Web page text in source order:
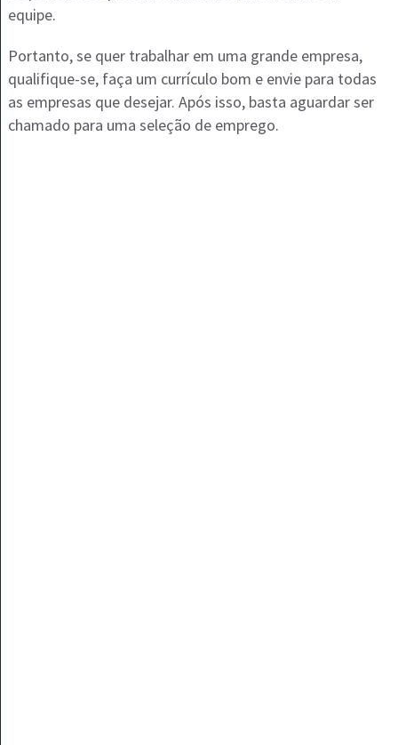
equipe.
Portanto, se quer trabalhar em uma grande empresa,
qualifique-se, faça um currículo bom e envie para todas
as empresas que desejar. Após isso, basta aguardar ser
chamado para uma seleção de emprego.